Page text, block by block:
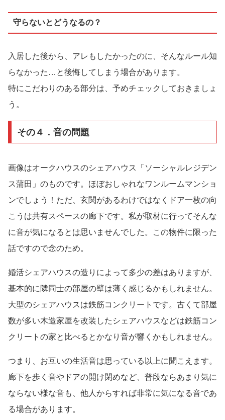
守らないとどうなるの？
入居した後から、アレもしたかったのに、そんなルール知
らなかった…と後悔してしまう場合があります。
特にこだわりのある部分は、予めチェックしておきましょ
う。
その４．音の問題
画像はオークハウスのシェアハウス「ソーシャルレジデン
ス蒲田」のものです。ほぼおしゃれなワンルームマンショ
ンでしょう！ただ、玄関があるわけではなくドア一枚の向
こうは共有スペースの廊下です。私が取材に行ってそんな
に音が気になるとは思いませんでした。この物件に限った
話ですので念のため。
婚活シェアハウスの造りによって多少の差はありますが、
基本的に隣同士の部屋の壁は薄く感じるかもしれません。
大型のシェアハウスは鉄筋コンクリートです。古くて部屋
数が多い木造家屋を改装したシェアハウスなどは鉄筋コン
クリートの家と比べるとかなり音が響くかもしれません。
つまり、お互いの生活音は思っている以上に聞こえます。
廊下を歩く音やドアの開け閉めなど、普段ならあまり気に
ならない様な音も、他人からすれば非常に気になる音であ
る場合があります。